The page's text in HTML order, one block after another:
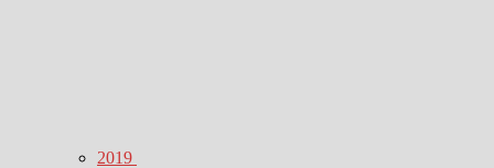
2019